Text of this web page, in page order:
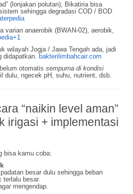
(lonjakan polutan), Bikatiria bisa
sehingga degradasi COD / BOD
varian anaerobik (BWAN-02), aerobik,
+1
wilayah Jogja / Jawa Tengah ada, jadi
didapatkan. bakterilimbahcair.com
belum otomatis sempurna di kondisi
dulu, ngecek pH, suhu, nutrient, dsb.
“naikin level aman”
irigasi + implementasi
bisa kamu coba:
besar dulu sehingga beban
terlalu besar.
mengendap.